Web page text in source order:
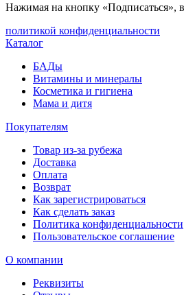
Нажимая на кнопку «Подписаться»,
политикой конфиденциальности
Каталог
БАДы
Витамины и минералы
Косметика и гигиена
Мама и дитя
Покупателям
Товар из-за рубежа
Доставка
Оплата
Возврат
Как зарегистрироваться
Как сделать заказ
Политика конфиденциальности
Пользовательское соглашение
О компании
Реквизиты